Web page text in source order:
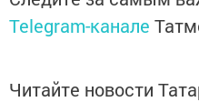
Telegram-канале
Читайте новости